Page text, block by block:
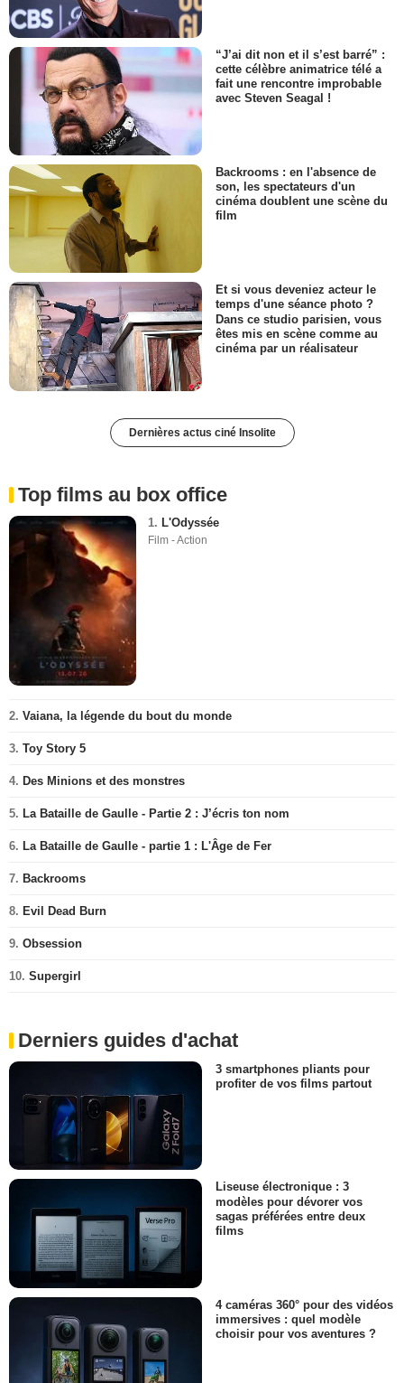
“J’ai dit non et il s’est barré” :
cette célèbre animatrice télé a
fait une rencontre improbable
avec Steven Seagal !
Backrooms : en l'absence de
son, les spectateurs d'un
cinéma doublent une scène du
film
Et si vous deveniez acteur le
temps d'une séance photo ?
Dans ce studio parisien, vous
êtes mis en scène comme au
cinéma par un réalisateur
Dernières actus ciné Insolite
Top films au box office
1. L'Odyssée
Film - Action
2. Vaiana, la légende du bout du monde
3. Toy Story 5
4. Des Minions et des monstres
5. La Bataille de Gaulle - Partie 2 : J’écris ton nom
6. La Bataille de Gaulle - partie 1 : L'Âge de Fer
7. Backrooms
8. Evil Dead Burn
9. Obsession
10. Supergirl
Derniers guides d'achat
3 smartphones pliants pour
profiter de vos films partout
Liseuse électronique : 3
modèles pour dévorer vos
sagas préférées entre deux
films
4 caméras 360° pour des vidéos
immersives : quel modèle
choisir pour vos aventures ?